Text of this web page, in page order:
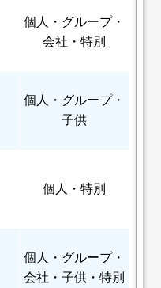
個人
・グループ・
会社・特別
個人
・グループ・
子供
個人 ・特別
個人
・グループ・
会社・子供・特別